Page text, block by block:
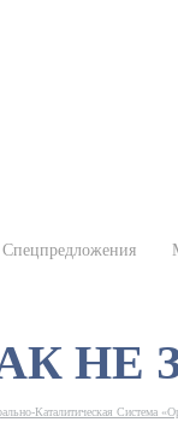
Спецпредложения
НЕ
Каталитическая Система